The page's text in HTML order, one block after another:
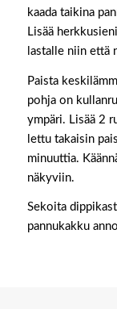
kaada taikina
Lisää
lastalle niin että
Paista
pohja on
ympäri. Lisää 2
lettu takaisin
minuuttia.
näkyviin.
Sekoita
pannukakku